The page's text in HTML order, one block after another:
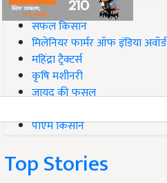
#Top on Krishi Jagran
सफल किसान
मिलेनियर फार्मर ऑफ इंडिया अवॉर्ड
महिंद्रा ट्रैक्टर्स
कृषि मशीनरी
जायद की फसल
पीएम किसान
Top Stories